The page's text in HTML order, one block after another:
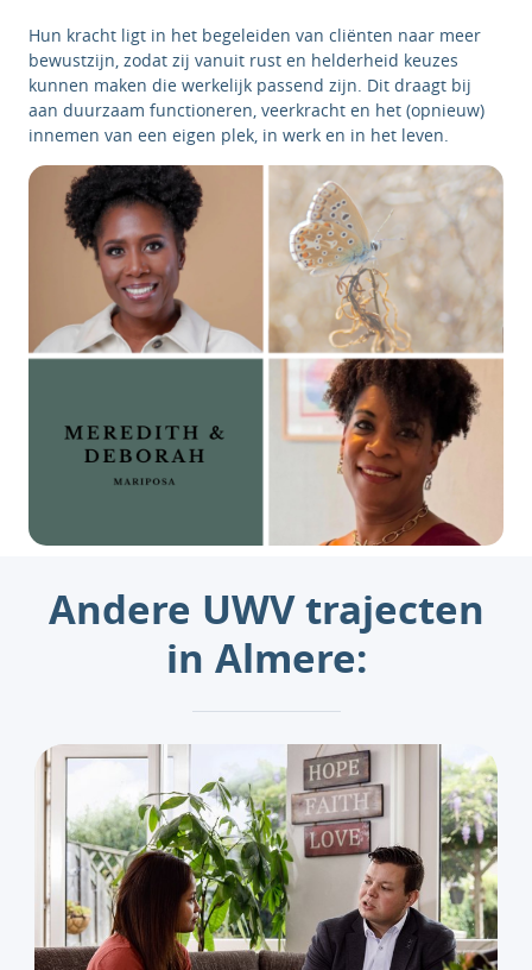
Hun kracht ligt in het begeleiden van cliënten naar meer
bewustzijn, zodat zij vanuit rust en helderheid keuzes
kunnen maken die werkelijk passend zijn. Dit draagt bij
aan duurzaam functioneren, veerkracht en het (opnieuw)
innemen van een eigen plek, in werk en in het leven.
Andere UWV trajecten
in Almere: